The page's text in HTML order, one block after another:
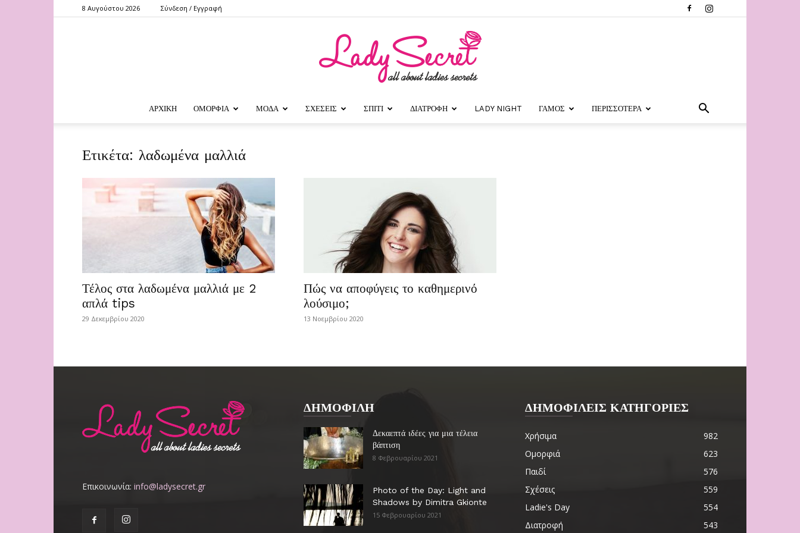
8 Αυγούστου 2026 Σύνδεση / Εγγραφή
Secret
ΑΡΧΙΚΗ ΟΜΟΡΦΙΑ ΜΟΔΑ ΣΧΕΣΕΙΣ ΣΠΙΤΙ ΔΙΑΤΡΟΦΗ LADY NIGHT ΓΑΜΟΣ ΠΕΡΙΣΣΟΤΕΡΑ
Ετικέτα: λαδωμένα μαλλιά
Τέλος στα λαδωμένα μαλλιά με 2
απλά tips
29 Δεκεμβρίου 2020
Πώς να αποφύγεις το καθημερινό
λούσιμο;
13 Νοεμβρίου 2020
Επικοινωνία: info@ladysecret.gr
ΔΗΜΟΦΙΛΗ
Δεκαεπτά ιδέες για μια τέλεια
βάπτιση
8 Φεβρουαρίου 2021
Photo of the Day: Light and
Shadows by Dimitra Gkionte
15 Φεβρουαρίου 2021
ΔΗΜΟΦΙΛΕΙΣ ΚΑΤΗΓΟΡΙΕΣ
Χρήσιμα
982
Ομορφιά
623
Παιδί
576
Σχέσεις
559
Ladie's Day
554
Διατροφή
543